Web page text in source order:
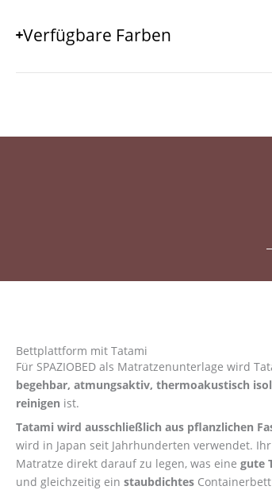
Verfügbare Farben
Bettplattform mit Tatami
Für SPAZIOBED als Matratzenunterlage wird
begehbar, atmungsaktiv, thermoakustisch
reinigen ist.
Tatami wird ausschließlich aus pflanzlichen
wird in Japan seit Jahrhunderten verwendet.
Matratze direkt darauf zu legen, was eine gute
und gleichzeitig ein staubdichtes